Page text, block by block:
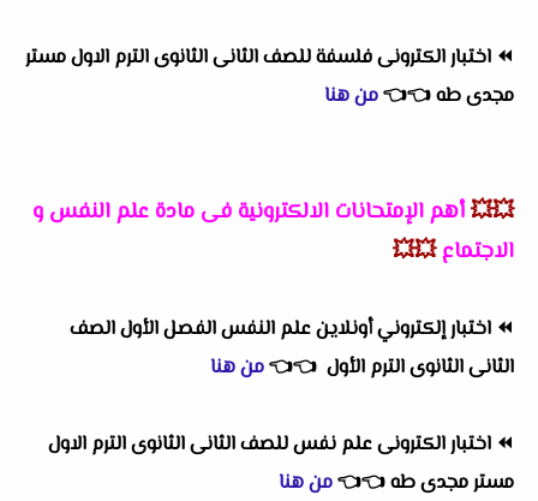
⏪ اختبار الكترونى فلسفة للصف الثانى الثانوى الترم الاول مستر
مجدى طه👈
👈من هنا
💥💥أهمالإمتحانات الالكترونية فى مادة علم النفس و
الاجتماع💥💥
⏪ اختبار إلكتروني أونلاين علم النفس الفصل الأول الصف
الثانى الثانوى الترم الأول 👈
👈من هنا
⏪ اختبار الكترونى علم نفس للصف الثانى الثانوى الترم الاول
مستر مجدى طه👈
👈من هنا